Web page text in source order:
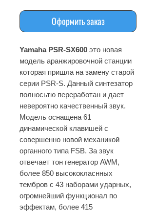
Оформить заказ
Yamaha PSR-SX600 это новая
модель аранжировочной станции
которая пришла на замену старой
серии PSR-S. Данный синтезатор
полносьтю переработан и дает
невероятно качественный звук.
Модель оснащена 61
динамической клавишей с
совершенно новой механикой
органного типа FSB. За звук
отвечает тон генератор AWM,
более 850 высококласнных
тембров с 43 наборами ударных,
огромнейший функционал по
эффектам, более 415